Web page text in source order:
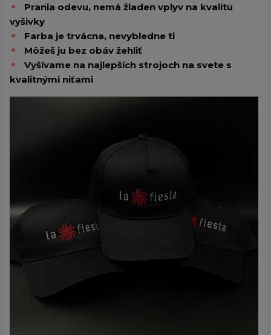
Prania odevu, nemá žiaden vplyv na kvalitu
vyšivky
Farba je trvácna, nevybledne ti
Môžeš ju bez obáv žehliť
Vyšívame na najlepších strojoch na svete s
kvalitnými niťami